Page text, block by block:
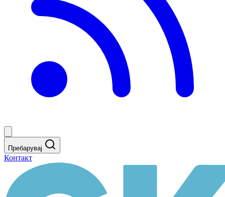
Пребарувај
Контакт